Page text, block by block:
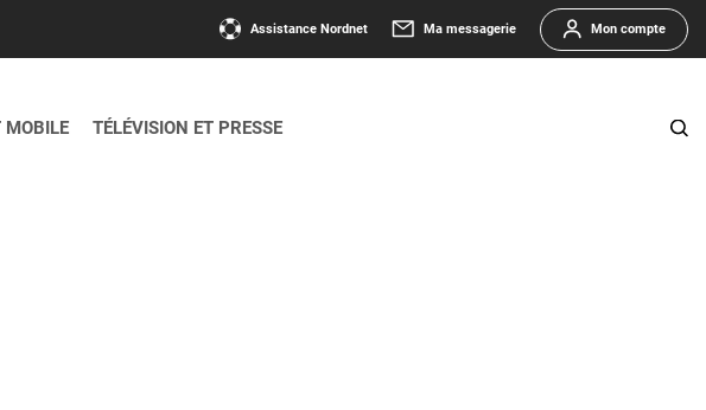
Assistance Nordnet Ma messagerie Mon compte
MOBILE TÉLÉVISION ET PRESSE